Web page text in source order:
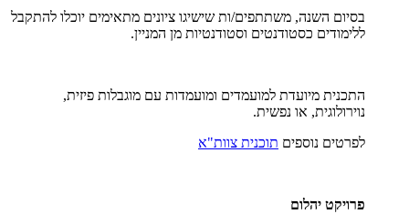
בסיום השנה, משתתפים/ות שישיגו ציונים מתאימים יוכלו להתקבל
ללימודים כסטודנטים וסטודנטיות מן המניין.
התכנית מיועדת למועמדים ומועמדות עם מוגבלות פיזית,
נוירולוגית, או נפשית.
לפרטים נוספים תוכנית צוות"א
פרויקט יהלום